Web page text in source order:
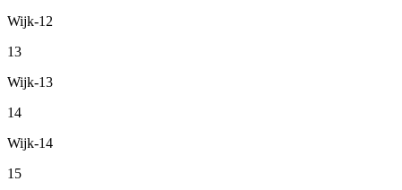
Wijk-12
13
Wijk-13
14
Wijk-14
15